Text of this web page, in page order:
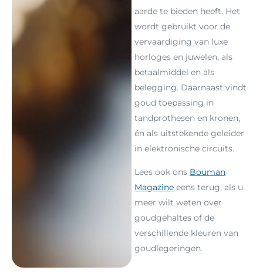
aarde te bieden heeft. Het
wordt gebruikt voor de
vervaardiging van luxe
horloges en juwelen, als
betaalmiddel en als
belegging. Daarnaast vindt
goud toepassing in
tandprothesen en kronen,
én als uitstekende geleider
in elektronische circuits.
Lees ook ons Bouman
Magazine eens terug, als u
meer wilt weten over
goudgehaltes of de
verschillende kleuren van
goudlegeringen.